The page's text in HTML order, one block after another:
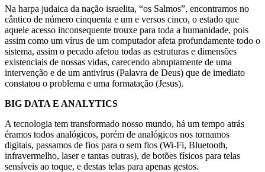
Na harpa judaica da nação israelita, “os Salmos”, encontramos no
cântico de número cinquenta e um e versos cinco, o estado que
aquele acesso inconsequente trouxe para toda a humanidade, pois
assim como um vírus de um computador afeta profundamente todo o
sistema, assim o pecado afetou todas as estruturas e dimensões
existenciais de nossas vidas, carecendo abruptamente de uma
intervenção e de um antivírus (Palavra de Deus) que de imediato
constatou o problema e uma formatação (Jesus).
BIG DATA E ANALYTICS
A tecnologia tem transformado nosso mundo, há um tempo atrás
éramos todos analógicos, porém de analógicos nos tornamos
digitais, passamos de fios para o sem fios (Wi-Fi, Bluetooth,
infravermelho, laser e tantas outras), de botões físicos para telas
sensíveis ao toque, e destas telas para apenas gestos.